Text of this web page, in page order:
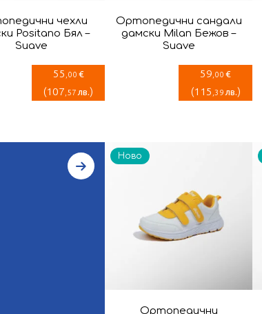
чехли
Positano Бял –
Suave
55 ,00 €
(107 ,57 лв.)
Ортопедични сандали
дамски Milan Бежов –
Suave
59 ,00 €
(115 ,39лв.)
Ортопедични
Ново